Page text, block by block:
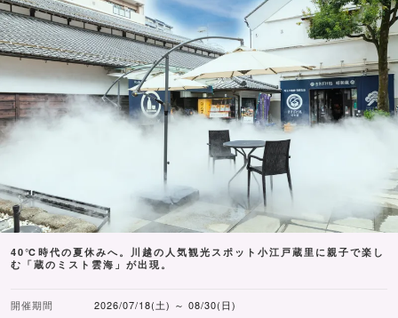
40℃時代の夏休みへ。川越の人気観光スポット小江戸蔵里に親子で楽し
む「蔵のミスト雲海」が出現。
開催期間 2026/07/18(土) ～ 08/30(日)